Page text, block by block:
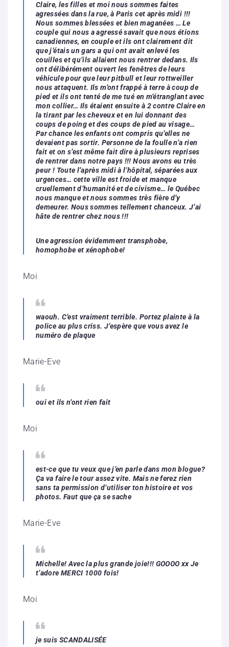
Claire, les filles et moi nous sommes faites
agressées dans la rue, à Paris cet après midi !!!
Nous sommes blessées et bien maganées … Le
couple qui nous a agressé savait que nous étions
canadiennes, en couple et ils ont clairement dit
que j’étais un gars a qui ont avait enlevé les
couilles et qu’ils allaient nous rentrer dedans. Ils
ont délibérément ouvert les fenêtres de leurs
véhicule pour que leur pitbull et leur rottweiller
nous attaquent. Ils m’ont frappé à terre à coup de
pied et ils ont tenté de me tué en m’étranglant avec
mon collier… Ils étaient ensuite à 2 contre Claire en
la tirant par les cheveux et en lui donnant des
coups de poing et des coups de pied au visage…
Par chance les enfants ont compris qu’elles ne
devaient pas sortir. Personne de la foulle n’a rien
fait et on s’est même fait dire à plusieurs reprises
de rentrer dans notre pays !!! Nous avons eu très
peur ! Toute l’après midi à l’hôpital, séparées aux
urgences… cette ville est froide et manque
cruellement d’humanité et de civisme… le Québec
nous manque et nous sommes très fière d’y
demeurer. Nous sommes tellement chanceux. J’ai
hâte de rentrer chez nous !!!
Une agression évidemment transphobe,
homophobe et xénophobe!
Moi
waouh. C’est vraiment terrible. Portez plainte à la
police au plus criss. J’espère que vous avez le
numéro de plaque
Marie-Eve
oui et ils n’ont rien fait
Moi
est-ce que tu veux que j’en parle dans mon blogue?
Ça va faire le tour assez vite. Mais ne ferez rien
sans ta permission d’utiliser ton histoire et vos
photos. Faut que ça se sache
Marie-Eve
Michelle! Avec la plus grande joie!!! GOOOO xx Je
t’adore MERCI 1000 fois!
Moi
je suis SCANDALISÉE